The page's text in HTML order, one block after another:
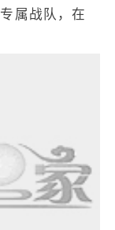
属战队，在